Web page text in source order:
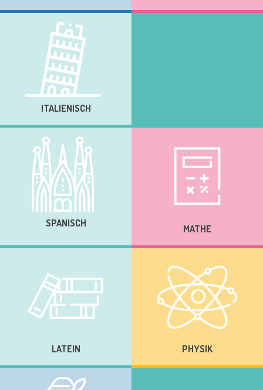
ITALIENISCH
SPANISCH MATHE
LATEIN PHYSIK